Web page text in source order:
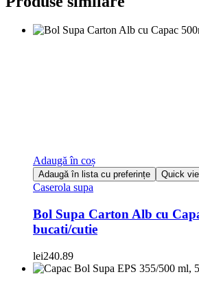
Adaugă în coș
Adaugă în lista cu preferințe Quick
Caserola supa
Bol Supa Carton Alb cu
bucati/cutie
lei240.89